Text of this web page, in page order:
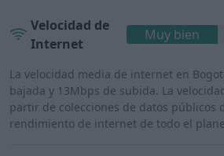
Velocidad de
Internet
Muy bien
La velocidad media de internet en
bajada y 13Mbps de subida. La
partir de colecciones de datos públicos
rendimiento de internet de todo el